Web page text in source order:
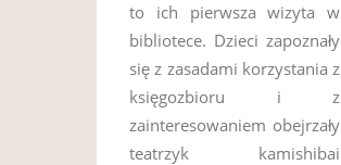
to ich pierwsza wizyta w
bibliotece. Dzieci zapoznały
się z zasadami korzystania z
księgozbioru i z
zainteresowaniem obejrzały
teatrzyk kamishibai